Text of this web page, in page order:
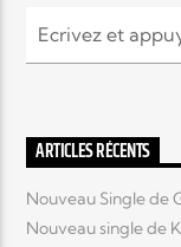
Elyon
ARTICLES RÉCENTS
Nouveau Single de
Nouveau single de